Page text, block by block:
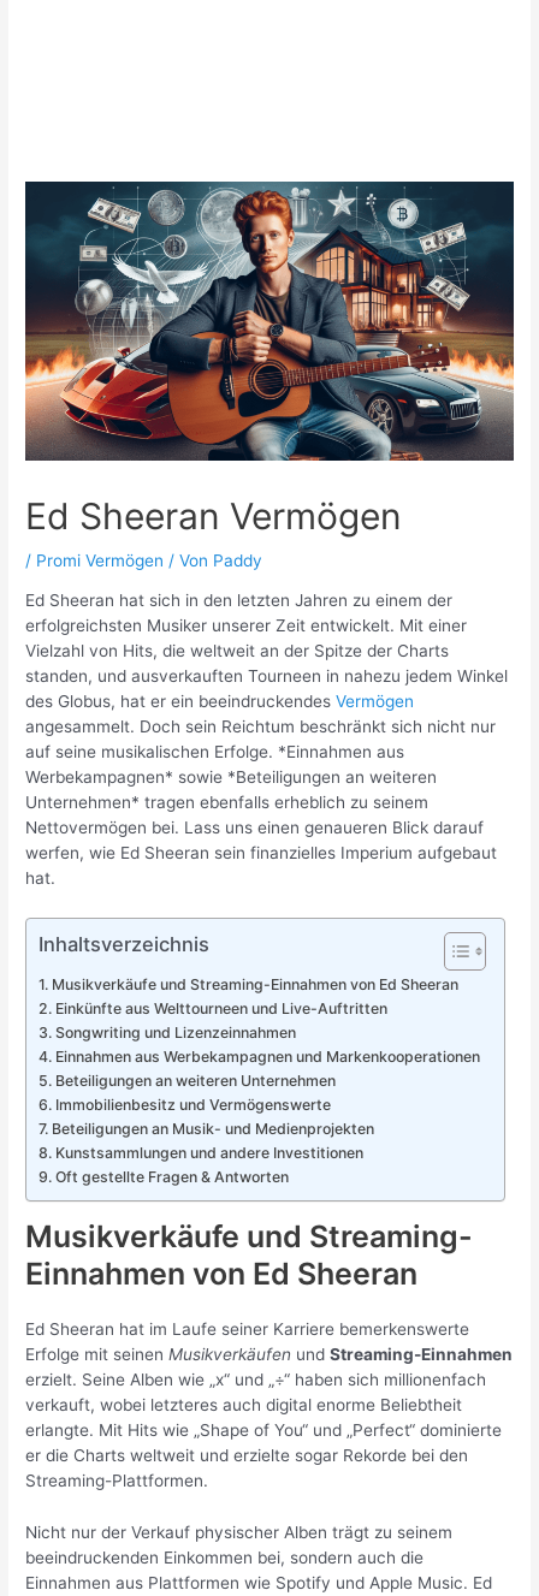
Ed Sheeran Vermögen
/ Promi Vermögen / Von Paddy
Ed Sheeran hat sich in den letzten Jahren zu einem der
erfolgreichsten Musiker unserer Zeit entwickelt. Mit einer
Vielzahl von Hits, die weltweit an der Spitze der Charts
standen, und ausverkauften Tourneen in nahezu jedem Winkel
des Globus, hat er ein beeindruckendesVermögen
angesammelt. Doch sein Reichtum beschränkt sich nicht nur
auf seine musikalischen Erfolge. *Einnahmen aus
Werbekampagnen* sowie *Beteiligungen an weiteren
Unternehmen* tragen ebenfalls erheblich zu seinem
Nettovermögen bei. Lass uns einen genaueren Blick darauf
werfen, wie Ed Sheeran sein finanzielles Imperium aufgebaut
hat.
Inhaltsverzeichnis
Musikverkäufe und Streaming-Einnahmen von Ed Sheeran
Einkünfte aus Welttourneen und Live-Auftritten
Songwriting und Lizenzeinnahmen
Einnahmen aus Werbekampagnen und Markenkooperationen
Beteiligungen an weiteren Unternehmen
Immobilienbesitz und Vermögenswerte
Beteiligungen an Musik- und Medienprojekten
Kunstsammlungen und andere Investitionen
Oft gestellte Fragen & Antworten
Musikverkäufe und Streaming-
Einnahmen von Ed Sheeran
Ed Sheeran hat im Laufe seiner Karriere bemerkenswerte
Erfolge mit seinenMusikverkäufen undStreaming-Einnahmen
erzielt. Seine Alben wie „x“ und „÷“ haben sich millionenfach
verkauft, wobei letzteres auch digital enorme Beliebtheit
erlangte. Mit Hits wie „Shape of You“ und „Perfect“ dominierte
er die Charts weltweit und erzielte sogar Rekorde bei den
Streaming-Plattformen.
Nicht nur der Verkauf physischer Alben trägt zu seinem
beeindruckenden Einkommen bei, sondern auch die
Einnahmen aus Plattformen wie Spotify und Apple Music. Ed